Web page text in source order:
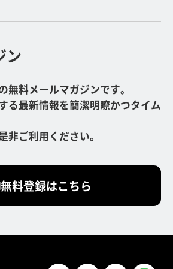
ン
無料メールマガジンです。
る最新情報を簡潔明瞭かつタイム
非ご利用ください。
無料登録はこちら